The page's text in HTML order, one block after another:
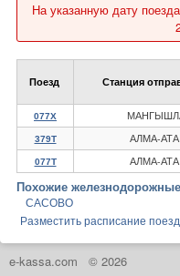
На указанную дату
Поезд Станция
077Х
379Т АЛМА-АТА
077Т АЛМА-АТА
Похожие
САСОВО
Разместить расписание
e-kassa.com © 2026